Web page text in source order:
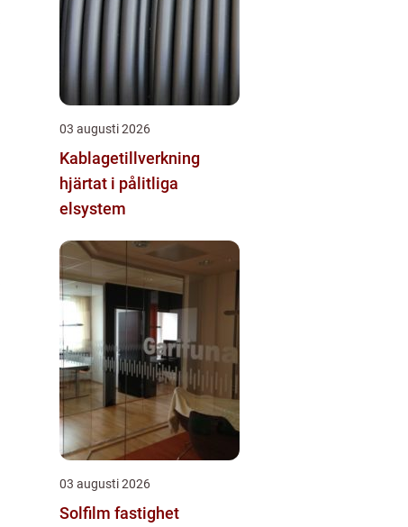
03 augusti 2026
Kablagetillverkning
hjärtat i pålitliga
elsystem
03 augusti 2026
Solfilm fastighet